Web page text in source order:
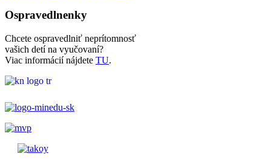
Ospravedlnenky
Chcete ospravedlniť neprítomnosť
vašich detí na vyučovaní?
Viac informácií nájdete TU.